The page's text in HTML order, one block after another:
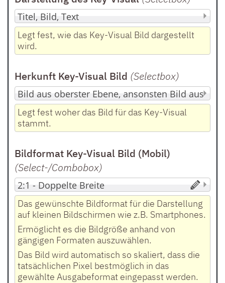
Legt fest, wie das Key-Visual Bild dargestellt
wird.
Herkunft Key-Visual Bild (Selectbox)
Legt fest woher das Bild für das Key-Visual
stammt.
Bildformat Key-Visual Bild (Mobil)
(Select-/Combobox)
Das gewünschte Bildformat für die Darstellung
auf kleinen Bildschirmen wie z.B. Smartphones.
Ermöglicht es die Bildgröße anhand von
gängigen Formaten auszuwählen.
Das Bild wird automatisch so skaliert, dass die
tatsächlichen Pixel bestmöglich in das
gewählte Ausgabeformat eingepasst werden.